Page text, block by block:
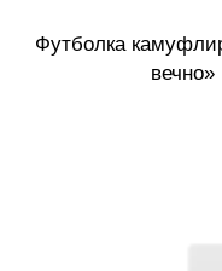
Футболка